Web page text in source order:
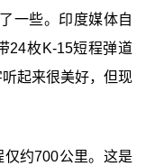
一些。印度媒体自
24枚K-15短程弹道
起来很美好，但现
仅约700公里。这是